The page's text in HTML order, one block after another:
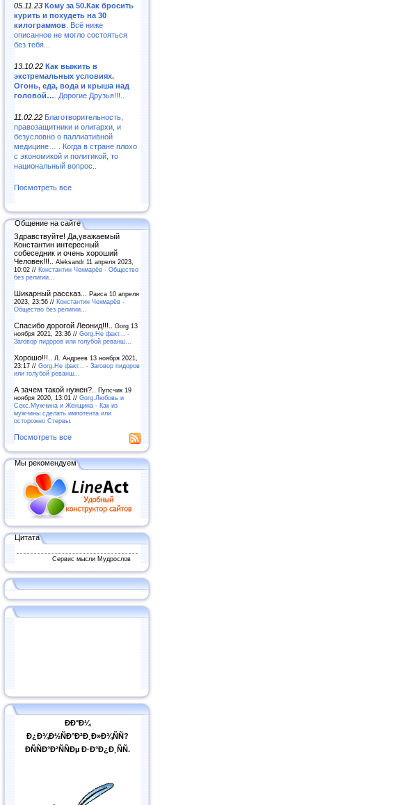
05.11.23 Кому за 50.Как бросить
курить и похудеть на 30
килограммов . Всё ниже
описанное не могло состояться
без тебя...
13.10.22 Как выжить в
экстремальных условиях.
Огонь, еда, вода и крыша над
головой… . Дорогие Друзья!!!..
11.02.22 Благотворительность,
правозащитники и олигархи, и
безусловно о паллиативной
медицине… . Когда в стране плохо
с экономикой и политикой, то
национальный вопрос..
Посмотреть все
Общение на сайте
Здравствуйте! Да,уважаемый
Константин интересный
собеседник и очень хороший
Человек!!!.. Aleksandr 11 апреля 2023,
10:02 // Константин Чекмарёв - Общество
без религии...
Шикарный рассказ... Раиса 10 апреля
2023, 23:56 // Константин Чекмарёв -
Общество без религии...
Спасибо дорогой Леонид!!!.. Gorg 13
ноября 2021, 23:36 // Gorg.Не факт... -
Заговор пидоров или голубой реванш…
Хорошо!!!..
Л. Андреев 13 ноября 2021,
23:17 // Gorg.Не факт... - Заговор пидоров
или голубой реванш…
А зачем такой нужен?.. Пупсчик 19
ноября 2020, 13:01 // Gorg.Любовь и
Секс.Мужчина и Женщина - Как из
мужчины сделать импотента или
осторожно Стервы.
Посмотреть все
Мы рекомендуем
Цитата
Сервис мысли Мудрослов
ÐÐ°Ð¼
Ð¿Ð¾Ð½ÑÐ°Ð²Ð¸Ð»Ð¾ÑÑ?
ÐÑÑÐ°Ð²ÑÑÐµ Ð·Ð°Ð¿Ð¸ÑÑ.